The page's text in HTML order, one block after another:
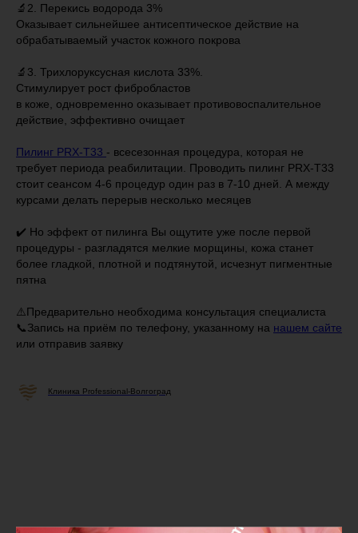
🔬2. Перекись водорода 3%
Оказывает сильнейшее антисептическое действие на
обрабатываемый участок кожного покрова
🔬3. Трихлоруксусная кислота 33%.
Стимулирует рост фибробластов
в коже, одновременно оказывает противовоспалительное
действие, эффективно очищает
Пилинг PRX-T33 - всесезонная процедура, которая не
требует периода реабилитации. Проводить пилинг PRX-T33
стоит сеансом 4-6 процедур один раз в 7-10 дней. А между
курсами делать перерыв несколько месяцев
✔️ Но эффект от пилинга Вы ощутите уже после первой
процедуры - разгладятся мелкие морщины, кожа станет
более гладкой, плотной и подтянутой, исчезнут пигментные
пятна
⚠️Предварительно необходима консультация специалиста
📞Запись на приём по телефону, указанному на нашем сайте
или отправив заявку
Клиника Professional-Волгоград